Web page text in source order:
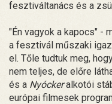
fesztiváltanács és a
"Én vagyok a kapocs" -
a fesztivál műszaki
el. Tőle tudtuk meg,
nem teljes, de előre
és a Nyóckeralkotói
európai filmesek